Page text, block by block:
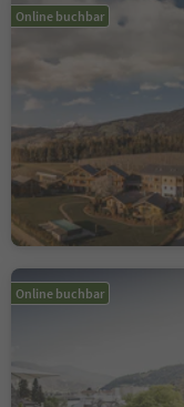
Online buchbar
Online buchbar